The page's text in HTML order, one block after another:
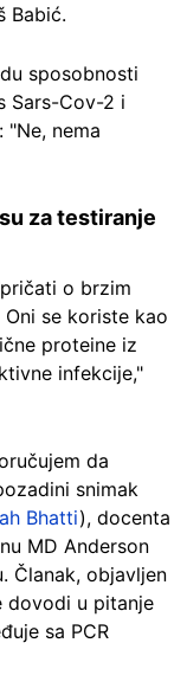
Babić.
sposobnosti
Sars-Cov-2 i
"Ne, nema
za testiranje
o brzim
se koriste kao
proteine iz
infekcije,"
da
snimak
Bhatti), docenta
MD Anderson
Članak, objavljen
dovodi u pitanje
sa PCR